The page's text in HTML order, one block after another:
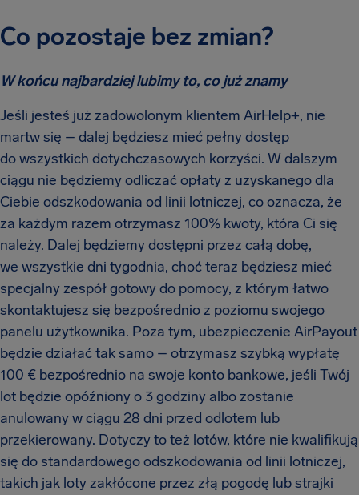
Co pozostaje bez zmian?
W końcu najbardziej lubimy to, co już znamy
Jeśli jesteś już zadowolonym klientem AirHelp+, nie
martw się – dalej będziesz mieć pełny dostęp
do wszystkich dotychczasowych korzyści. W dalszym
ciągu nie będziemy odliczać opłaty z uzyskanego dla
Ciebie odszkodowania od linii lotniczej, co oznacza, że
za każdym razem otrzymasz 100% kwoty, która Ci się
należy. Dalej będziemy dostępni przez całą dobę,
we wszystkie dni tygodnia, choć teraz będziesz mieć
specjalny zespół gotowy do pomocy, z którym łatwo
skontaktujesz się bezpośrednio z poziomu swojego
panelu użytkownika. Poza tym, ubezpieczenie AirPayout
będzie działać tak samo – otrzymasz szybką wypłatę
100 € bezpośrednio na swoje konto bankowe, jeśli Twój
lot będzie opóźniony o 3 godziny albo zostanie
anulowany w ciągu 28 dni przed odlotem lub
przekierowany. Dotyczy to też lotów, które nie kwalifikują
się do standardowego odszkodowania od linii lotniczej,
takich jak loty zakłócone przez złą pogodę lub strajki